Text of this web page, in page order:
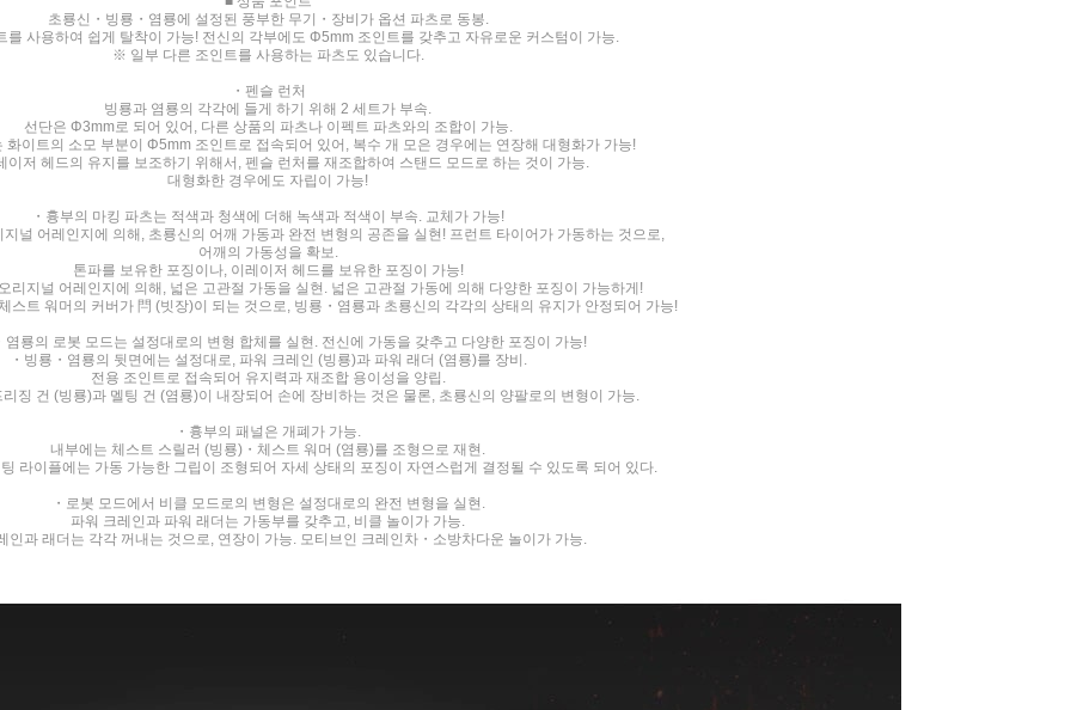
초룡신・빙룡・염룡에 설정된 풍부한 무기・장비가 옵션 파츠로 동봉.
사용하여 쉽게 탈착이 가능! 전신의 각부에도 Φ5mm 조인트를 갖추고 자유로운 커스텀이 가능.
※ 일부 다른 조인트를 사용하는 파츠도 있습니다.
・펜슬 런처
빙룡과 염룡의 각각에 들게 하기 위해 2 세트가 부속.
선단은 Φ3mm로 되어 있어, 다른 상품의 파츠나 이펙트 파츠와의 조합이 가능.
화이트의 소모 부분이 Φ5mm 조인트로 접속되어 있어, 복수 개 모은 경우에는 연장해 대형화가 가능!
이저 헤드의 유지를 보조하기 위해서, 펜슬 런처를 재조합하여 스탠드 모드로 하는 것이 가능.
대형화한 경우에도 자립이 가능!
・흉부의 마킹 파츠는 적색과 청색에 더해 녹색과 적색이 부속. 교체가 가능!
널 어레인지에 의해, 초룡신의 어깨 가동과 완전 변형의 공존을 실현! 프런트 타이어가 가동하는 것으로,
어깨의 가동성을 확보.
톤파를 보유한 포징이나, 이레이저 헤드를 보유한 포징이 가능!
리지널 어레인지에 의해, 넓은 고관절 가동을 실현. 넓은 고관절 가동에 의해 다양한 포징이 가능하게!
스트 워머의 커버가 閂 (빗장)이 되는 것으로, 빙룡・염룡과 초룡신의 각각의 상태의 유지가 안정되어 가능!
염룡의 로봇 모드는 설정대로의 변형 합체를 실현. 전신에 가동을 갖추고 다양한 포징이 가능!
・빙룡・염룡의 뒷면에는 설정대로, 파워 크레인 (빙룡)과 파워 래더 (염룡)를 장비.
전용 조인트로 접속되어 유지력과 재조합 용이성을 양립.
징 건 (빙룡)과 멜팅 건 (염룡)이 내장되어 손에 장비하는 것은 물론, 초룡신의 양팔로의 변형이 가능.
・흉부의 패널은 개폐가 가능.
내부에는 체스트 스릴러 (빙룡)・체스트 워머 (염룡)를 조형으로 재현.
라이플에는 가동 가능한 그립이 조형되어 자세 상태의 포징이 자연스럽게 결정될 수 있도록 되어 있다.
・로봇 모드에서 비클 모드로의 변형은 설정대로의 완전 변형을 실현.
파워 크레인과 파워 래더는 가동부를 갖추고, 비클 놀이가 가능.
인과 래더는 각각 꺼내는 것으로, 연장이 가능. 모티브인 크레인차・소방차다운 놀이가 가능.